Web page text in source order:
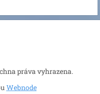
práva vyhrazena.
Webnode